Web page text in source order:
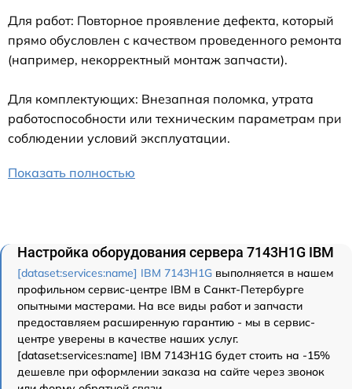
Для работ: Повторное проявление дефекта, который
прямо обусловлен с качеством проведенного ремонта
(например, некорректный монтаж запчасти).
Для комплектующих: Внезапная поломка, утрата
работоспособности или техническим параметрам при
соблюдении условий эксплуатации.
Показать полностью
Настройка оборудования сервера 7143H1G IBM
[dataset:services:name] IBM 7143H1G выполняется в нашем
профильном сервис-центре IBM в Санкт-Петербурге
опытными мастерами. На все виды работ и запчасти
предоставляем расширенную гарантию - мы в сервис-
центре уверены в качестве наших услуг.
[dataset:services:name] IBM 7143H1G будет стоить на -15%
дешевле при оформлении заказа на сайте через звонок